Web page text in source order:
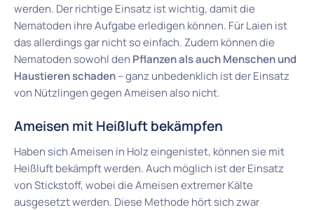
werden. Der richtige Einsatz ist wichtig, damit die
Nematoden ihre Aufgabe erledigen können. Für Laien ist
das allerdings gar nicht so einfach. Zudem können die
Nematoden sowohl den Pflanzen als auch Menschen und
Haustieren schaden– ganz unbedenklich ist der Einsatz
von Nützlingen gegen Ameisen also nicht.
Ameisen mit Heißluft bekämpfen
Haben sich Ameisen in Holz eingenistet, können sie mit
Heißluft bekämpft werden. Auch möglich ist der Einsatz
von Stickstoff, wobei die Ameisen extremer Kälte
ausgesetzt werden. Diese Methode hört sich zwar